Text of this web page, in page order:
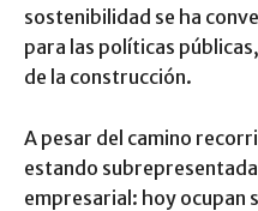
sostenibilidad se ha
para las políticas
de la construcción.
A pesar del camino
estando
empresarial: hoy ocupan